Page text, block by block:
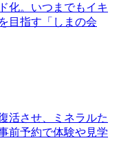
化。いつまでもイキ
目指す「しまの会
活させ、ミネラルた
前予約で体験や見学